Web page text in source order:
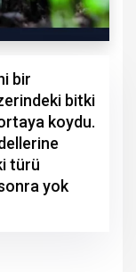
bir
bitki
koydu.
türü
yok